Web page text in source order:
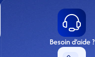
Besoin d’aide ?